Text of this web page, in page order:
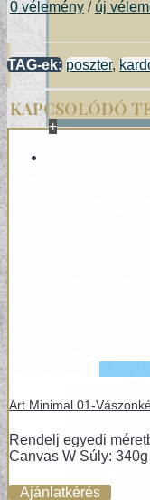
+
0 vélemény / új
TAG-ek: poszter,
KAPCSOLÓDÓ
Art Minimal 01-
Rendelj egyedi
Canvas W Súly:
Ajánlatkérés